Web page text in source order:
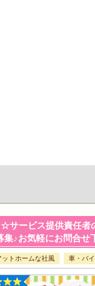
サービス提供責任者
集♪お気軽にお問合せ
ットホームな社風 車・バ